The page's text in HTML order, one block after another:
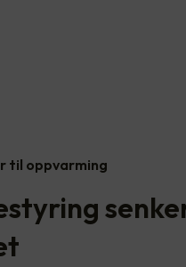
til oppvarming